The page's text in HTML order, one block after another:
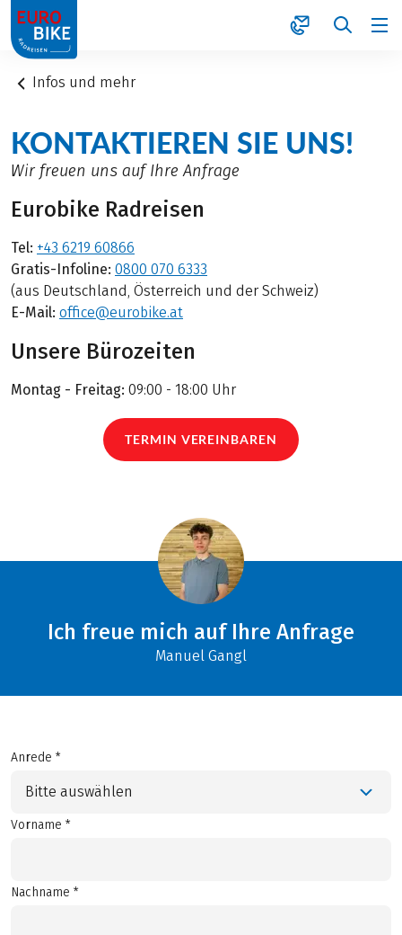
1
Infos und mehr
KONTAKTIEREN SIE UNS!
Wir freuen uns auf Ihre Anfrage
Eurobike Radreisen
Tel: +43 6219 60866
Gratis-Infoline: 0800 070 6333
(aus Deutschland, Österreich und der Schweiz)
E-Mail: office@eurobike.at
Unsere Bürozeiten
Montag - Freitag: 09:00 - 18:00 Uhr
TERMIN VEREINBAREN
Ich freue mich auf Ihre Anfrage
Manuel Gangl
Anrede *
Bitte auswählen
Vorname *
Nachname *